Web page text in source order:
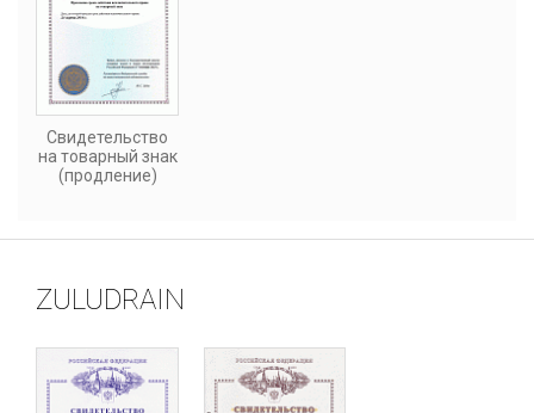
Свидетельство
на товарный знак
(продление)
ZULUDRAIN